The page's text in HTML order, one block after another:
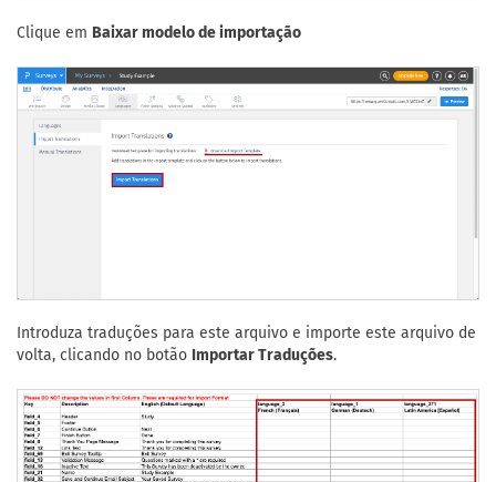
Clique em Baixar modelo de importação
Introduza traduções para este arquivo e importe este arquivo de
volta, clicando no botão Importar Traduções.